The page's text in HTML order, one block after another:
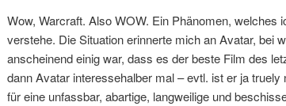
Wow, Warcraft. Also WOW. Ein Phänomen, welches
verstehe. Die Situation erinnerte mich an Avatar, bei
anscheinend einig war, dass es der beste Film des
dann Avatar interessehalber mal – evtl. ist er ja
für eine unfassbar, abartige, langweilige und